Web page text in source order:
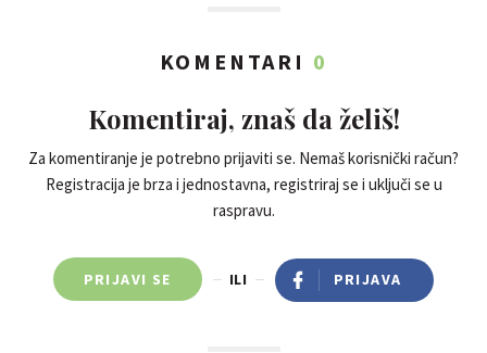
KOMENTARI 0
Komentiraj, znaš da želiš!
Za komentiranje je potrebno prijaviti se. Nemaš korisnički račun?
Registracija je brza i jednostavna, registriraj se i uključi se u
raspravu.
PRIJAVI SE ILI PRIJAVA